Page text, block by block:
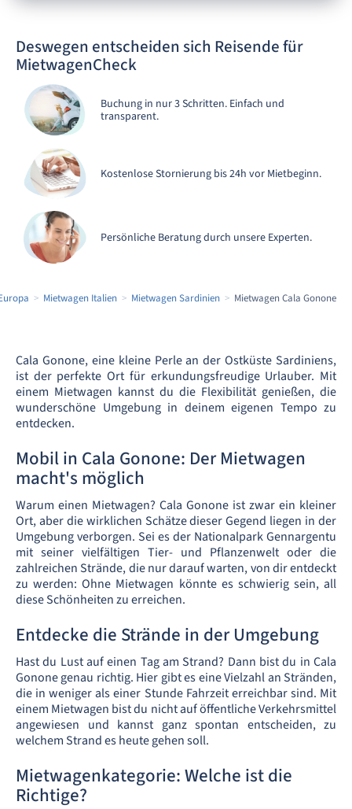
Deswegen entscheiden sich Reisende für
MietwagenCheck
Buchung in nur 3 Schritten. Einfach und
transparent.
Kostenlose Stornierung bis 24h vor Mietbeginn.
Persönliche Beratung durch unsere Experten.
Mietwagen Italien Mietwagen Sardinien Mietwagen Cala Gonone
Cala Gonone, eine kleine Perle an der Ostküste Sardiniens,
ist der perfekte Ort für erkundungsfreudige Urlauber. Mit
einem Mietwagen kannst du die Flexibilität genießen, die
wunderschöne Umgebung in deinem eigenen Tempo zu
entdecken.
Mobil in Cala Gonone: Der Mietwagen
macht's möglich
Warum einen Mietwagen? Cala Gonone ist zwar ein kleiner
Ort, aber die wirklichen Schätze dieser Gegend liegen in der
Umgebung verborgen. Sei es der Nationalpark Gennargentu
mit seiner vielfältigen Tier- und Pflanzenwelt oder die
zahlreichen Strände, die nur darauf warten, von dir entdeckt
zu werden: Ohne Mietwagen könnte es schwierig sein, all
diese Schönheiten zu erreichen.
Entdecke die Strände in der Umgebung
Hast du Lust auf einen Tag am Strand? Dann bist du in Cala
Gonone genau richtig. Hier gibt es eine Vielzahl an Stränden,
die in weniger als einer Stunde Fahrzeit erreichbar sind. Mit
einem Mietwagen bist du nicht auf öffentliche Verkehrsmittel
angewiesen und kannst ganz spontan entscheiden, zu
welchem Strand es heute gehen soll.
Mietwagenkategorie: Welche ist die
Richtige?